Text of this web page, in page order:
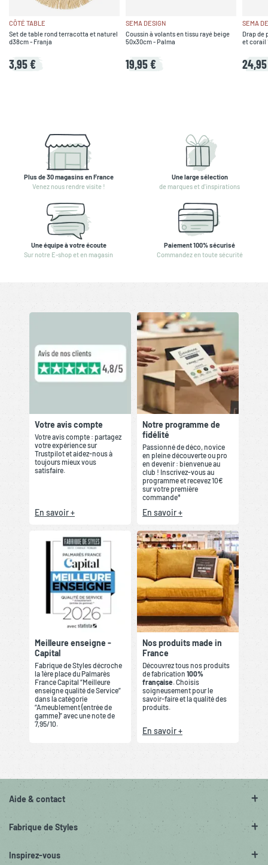
CÔTÉ TABLE
Set de table rond terracotta et naturel
d38cm - Franja
3,95 €
SEMA DESIGN
Coussin à volants en tissu rayé beige
50x30cm - Palma
19,95 €
SEMA
Drap de
et corail
Plus de 30 magasins en France
Venez nous rendre visite !
Une large sélection
de marques et d'inspirations
Une équipe à votre écoute
Sur notre E-shop et en magasin
Paiement 100% sécurisé
Commandez en toute sécurité
Votre avis compte
Votre avis compte : partagez
votre expérience sur
Trustpilot et aidez-nous à
toujours mieux vous
satisfaire.
En savoir +
Notre programme de
fidélité
Passionné de déco, novice
en pleine découverte ou pro
en devenir : bienvenue au
club ! Inscrivez-vous au
programme et recevez 10€
sur votre première
commande*
En savoir +
Meilleure enseigne -
Capital
Fabrique de Styles décroche
la 1ère place du Palmarès
France Capital “Meilleure
enseigne qualité de Service”
dans la catégorie
“Ameublement (entrée de
gamme)” avec une note de
7,95/10.
Nos produits made in
France
Découvrez tous nos produits
de fabrication 100%
française . Choisis
soigneusement pour le
savoir-faire et la qualité des
produits.
En savoir +
Aide & contact
Fabrique de Styles
Inspirez-vous